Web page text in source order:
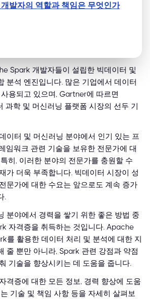
발자의 역할과 책임은 무엇인가
Spark 개발자들이 설립한 빅데이터 및
분석 엔진입니다. 많은 기업에서 데이터
용되고 있으며, Gartner에 따르면
과학 및 머신러닝 플랫폼 시장의 선두 기
이터 및 머신러닝 분야에서 인기 있는 프
임워크 관련 기술을 보유한 전문가에 대
히, 이러한 분야의 전문가를 충원할 수
가 더욱 부족합니다. 빅데이터 시장이 성
문가에 대한 수요는 앞으로도 계속 증가
.
분야에서 경력을 쌓기 위한 좋은 방법 중
자격증을 취득하는 것입니다. Apache
를 활용한 데이터 처리 및 분석에 대한 지
줄 뿐만 아니라, Spark 관련 강점과 약점
기술을 향상시키는 데 도움을 줍니다.
격증에 대한 모든 정보, 경력 향상에 도움
기술 및 책임 사항 등을 자세히 살펴보